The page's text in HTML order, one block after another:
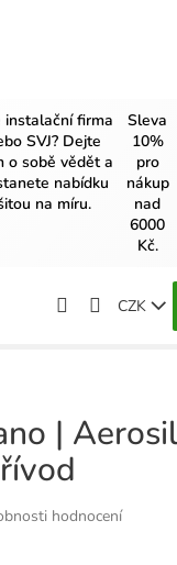
instalační firma
SVJ? Dejte
o sobě vědět a
nabídku
na míru.
Sleva
10%
pro
nákup
nad
6000
Kč.
CZK
|
hodnocení